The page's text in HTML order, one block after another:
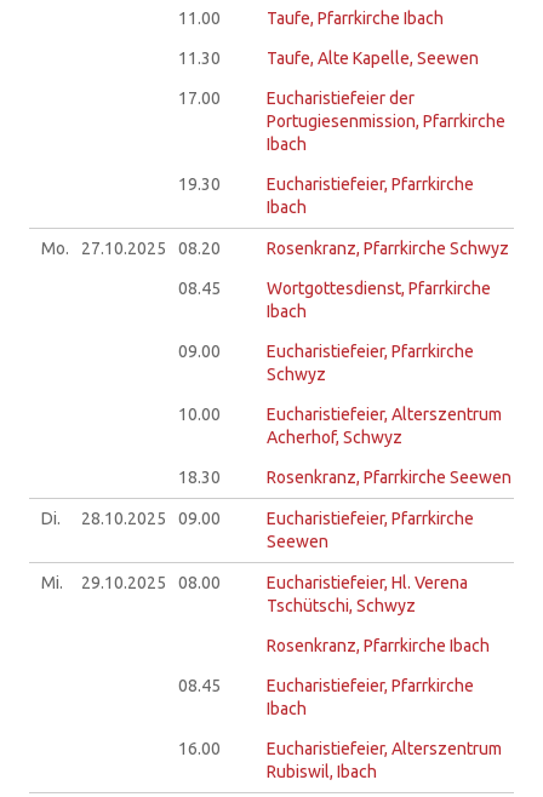
11.00 Taufe, Pfarrkirche Ibach
11.30 Taufe, Alte Kapelle, Seewen
17.00
Eucharistiefeier der
Portugiesenmission, Pfarrkirche
Ibach
19.30
Eucharistiefeier, Pfarrkirche
Ibach
Mo. 27.10.2025 08.20 Rosenkranz, Pfarrkirche Schwyz
08.45
Wortgottesdienst, Pfarrkirche
Ibach
09.00
Eucharistiefeier, Pfarrkirche
Schwyz
10.00
Eucharistiefeier, Alterszentrum
Acherhof, Schwyz
18.30 Rosenkranz, Pfarrkirche Seewen
Di. 28.10.2025 09.00
Eucharistiefeier, Pfarrkirche
Seewen
Mi. 29.10.2025 08.00
Eucharistiefeier, Hl. Verena
Tschütschi, Schwyz
Rosenkranz, Pfarrkirche Ibach
08.45
Eucharistiefeier, Pfarrkirche
Ibach
16.00
Eucharistiefeier, Alterszentrum
Rubiswil, Ibach